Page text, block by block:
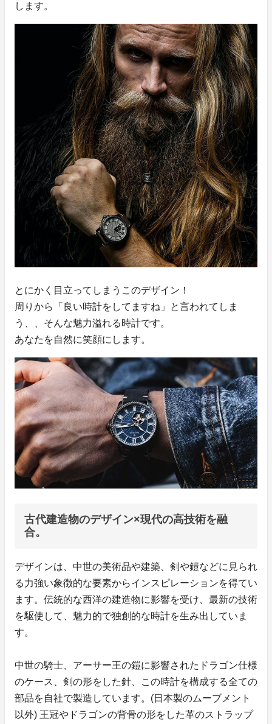
します。
とにかく目立ってしまうこのデザイン！
周りから「良い時計をしてますね」と言われてしま
う、、そんな魅力溢れる時計です。
あなたを自然に笑顔にします。
古代建造物のデザイン×現代の高技術を融
合。
デザインは、中世の美術品や建築、剣や鎧などに見られ
る力強い象徴的な要素からインスピレーションを得てい
ます。伝統的な西洋の建造物に影響を受け、最新の技術
を駆使して、魅力的で独創的な時計を生み出していま
す。
中世の騎士、アーサー王の鎧に影響されたドラゴン仕様
のケース、剣の形をした針、この時計を構成する全ての
部品を自社で製造しています。(日本製のムーブメント
以外) 王冠やドラゴンの背骨の形をした革のストラップ